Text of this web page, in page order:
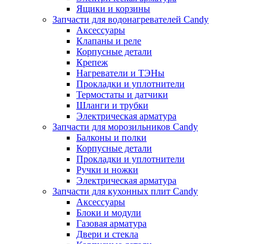
Ящики и корзины
Запчасти для водонагревателей Candy
Аксессуары
Клапаны и реле
Корпусные детали
Крепеж
Нагреватели и ТЭНы
Прокладки и уплотнители
Термостаты и датчики
Шланги и трубки
Электрическая арматура
Запчасти для морозильников Candy
Балконы и полки
Корпусные детали
Прокладки и уплотнители
Ручки и ножки
Электрическая арматура
Запчасти для кухонных плит Candy
Аксессуары
Блоки и модули
Газовая арматура
Двери и стекла